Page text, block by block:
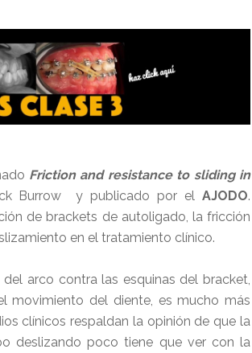
Friction and resistance to sliding in
Burrow y publicado por elAJODO.
de brackets de autoligado, la fricción
en el tratamiento clínico.
arco contra las esquinas del bracket,
movimiento del diente, es mucho más
clínicos respaldan la opinión de que la
deslizando poco tiene que ver con la